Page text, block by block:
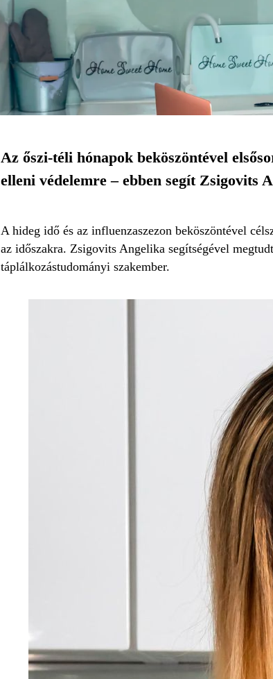
Az őszi-téli hónapok beköszöntével
elleni védelemre – ebben segít Zsigovits
A hideg idő és az influenzaszezon beköszöntével
az időszakra. Zsigovits Angelika segítségével
táplálkozástudományi szakember.